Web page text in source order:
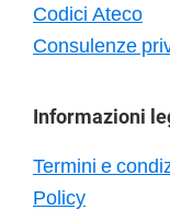
Codici Ateco
Consulenze
Informazioni
Termini e
Policy